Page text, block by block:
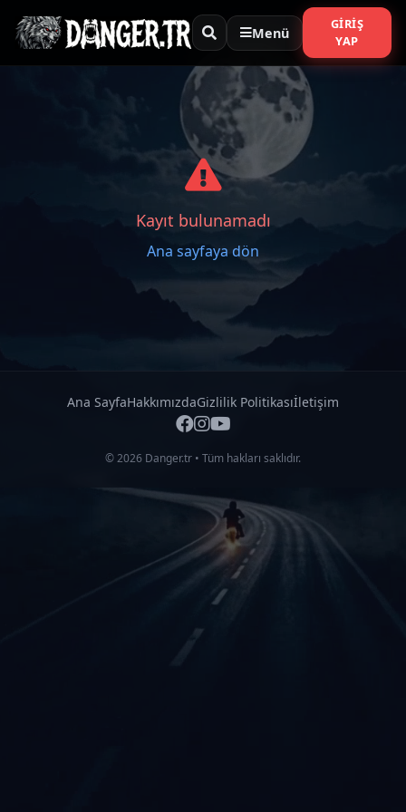
Menü
GIRIŞ
YAP
Kayıt bulunamadı
Ana sayfaya dön
Ana SayfaHakkımızdaGizlilik Politikasıİletişim
© 2026 Danger.tr • Tüm hakları saklıdır.